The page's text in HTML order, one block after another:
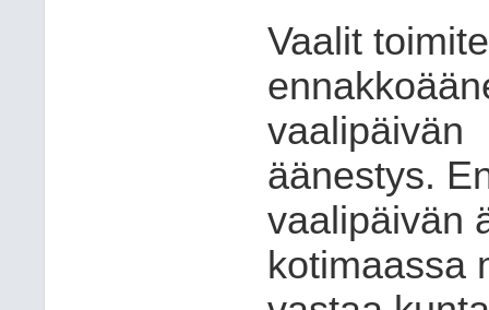
Vaalit
vaalipäivän
äänestys.
vaalipäivän
kotimaassa